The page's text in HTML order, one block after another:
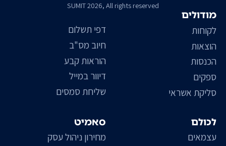
SUMIT 2026, All rights reserved
סאמיט
מחירון ניהול עסק
דפי תשלום
חיוב מס"ב
הוראות קבע
דיוור במייל
שליחת סמסים
מודולים
לקוחות
הוצאות
הכנסות
ספקים
סליקת אשראי
לכולם
עצמאים